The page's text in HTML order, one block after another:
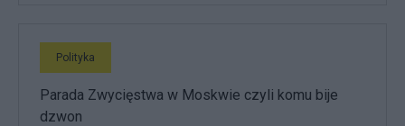
Polityka
Parada Zwycięstwa w Moskwie czyli komu bije
dzwon